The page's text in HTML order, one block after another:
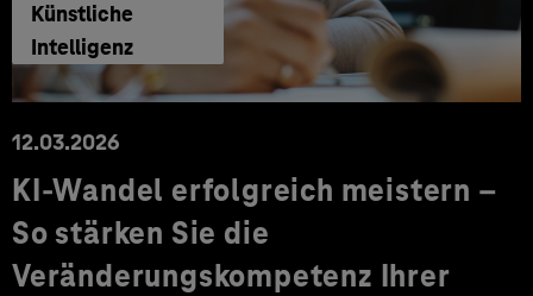
Künstliche
Intelligenz
12.03.2026
KI-Wandel erfolgreich meistern –
So stärken Sie die
Veränderungskompetenz Ihrer